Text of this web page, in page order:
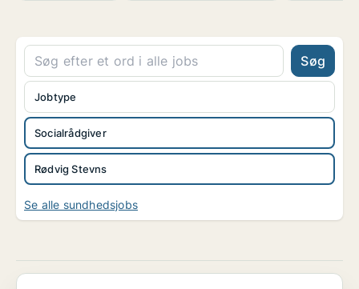
Søg
Socialrådgiver
Rødvig Stevns
Jobtype
Se alle sundhedsjobs
Børne- og Ungerådgivere søges til vores 2 børnetea...